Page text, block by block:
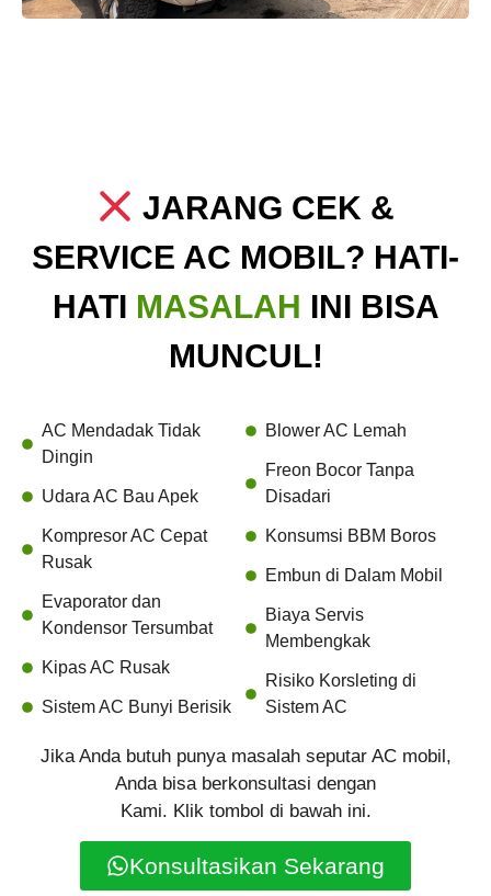
JARANG CEK &
SERVICE AC MOBIL? HATI-
HATI MASALAH INI BISA
MUNCUL!
AC Mendadak Tidak
Dingin
Udara AC Bau Apek
Kompresor AC Cepat
Rusak
Evaporator dan
Kondensor Tersumbat
Kipas AC Rusak
Sistem AC Bunyi Berisik
Blower AC Lemah
Freon Bocor Tanpa
Disadari
Konsumsi BBM Boros
Embun di Dalam Mobil
Biaya Servis
Membengkak
Risiko Korsleting di
Sistem AC
Jika Anda butuh punya masalah seputar AC mobil,
Anda bisa berkonsultasi dengan
Kami. Klik tombol di bawah ini.
Konsultasikan Sekarang